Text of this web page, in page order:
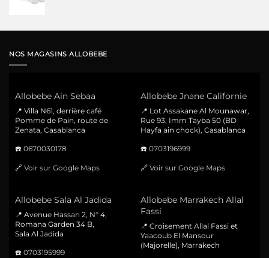
NOS MAGASINS ALLOBEBE
Allobebe Ain Sebaa
📍 Villa N61, derrière café
Pomme de Pain, route de
Zenata, Casablanca
☎️ 0670030178
🔗 Voir sur Google Maps
Allobebe Jnane Californie
📍 Lot Assakane Al Mounawar,
Rue 93, Imm Tayba 50 (BD
Hayfa ain chock), Casablanca
☎️ 0703196999
🔗 Voir sur Google Maps
Allobebe Sala Al Jadida
📍 Avenue Hassan 2, N° 4,
Romana Garden 34 B,
Sala Al Jadida
☎️ 0703195999
Allobebe Marrakech Allal
Fassi
📍 Croisement Allal Fassi et
Yaacoub El Mansour
(Majorelle), Marrakech